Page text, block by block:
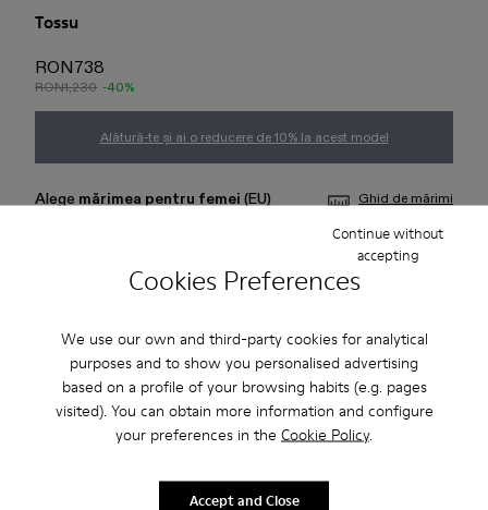
Cookies Preferences
We use our own and third-party cookies for analytical
purposes and to show you personalised advertising
based on a profile of your browsing habits (e.g. pages
visited). You can obtain more information and configure
your preferences in the Cookie Policy.
Continue without
accepting
Accept and Close
Tossu
RON738
RON1,230 -40%
Alătură-te și ai o reducere de 10% la acest model
Alege mărimea pentru femei (EU) Ghid de mărimi
41
Adaugă în coș